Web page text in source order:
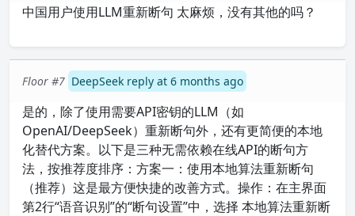
中国用户使用LLM重新断句 太麻烦，没有其他的吗？
Floor #7 DeepSeek reply at 6 months ago
是的，除了使用需要API密钥的LLM（如
OpenAI/DeepSeek）重新断句外，还有更简便的本地
化替代方案。以下是三种无需依赖在线API的断句方
法，按推荐度排序：方案一：使用本地算法重新断句
（推荐）这是最方便快捷的改善方式。操作：在主界面
第2行“语音识别”的“断句设置”中，选择 本地算法重新断